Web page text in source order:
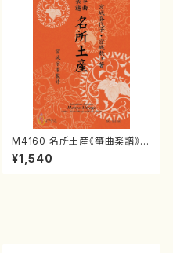
M4160 名所土産《箏曲楽譜》
（箏/宮城喜代子・宮城数江著・
宮城宗家監修/箏曲古典楽譜）
¥1,540